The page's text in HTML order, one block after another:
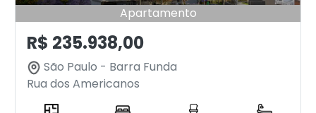
Apartamento
R$ 235.938,00
São Paulo - Barra Funda
Rua dos Americanos